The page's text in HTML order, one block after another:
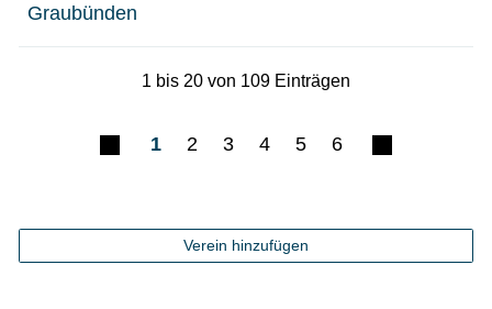
Graubünden
1 bis 20 von 109 Einträgen
1 2 3 4 5 6
Verein hinzufügen